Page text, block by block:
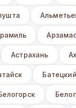
Астрахань
Батецкий